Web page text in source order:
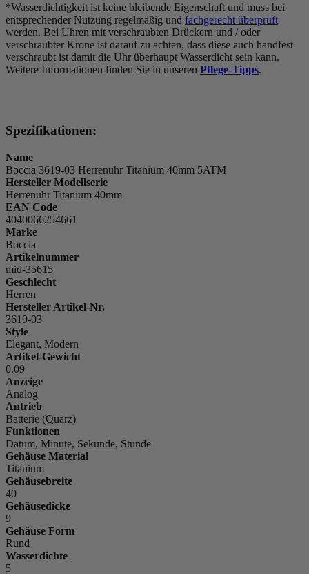
*Wasserdichtigkeit ist keine bleibende Eigenschaft und muss bei
entsprechender Nutzung regelmäßig und fachgerecht überprüft
werden. Bei Uhren mit verschraubten Drückern und / oder
verschraubter Krone ist darauf zu achten, dass diese auch handfest
verschraubt ist damit die Uhr überhaupt Wasserdicht sein kann.
Weitere Informationen finden Sie in unseren Pflege-Tipps.
Spezifikationen:
Name
Boccia 3619-03 Herrenuhr Titanium 40mm 5ATM
Hersteller Modellserie
Herrenuhr Titanium 40mm
EAN Code
4040066254661
Marke
Boccia
Artikelnummer
mid-35615
Geschlecht
Herren
Hersteller Artikel-Nr.
3619-03
Style
Elegant, Modern
Artikel-Gewicht
0.09
Anzeige
Analog
Antrieb
Batterie (Quarz)
Funktionen
Datum, Minute, Sekunde, Stunde
Gehäuse Material
Titanium
Gehäusebreite
40
Gehäusedicke
9
Gehäuse Form
Rund
Wasserdichte
5